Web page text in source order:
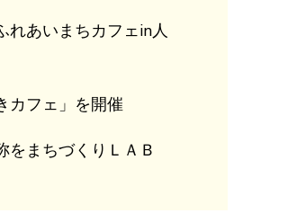
あいまちカフェin人
カフェ」を開催
まちづくりＬＡＢ